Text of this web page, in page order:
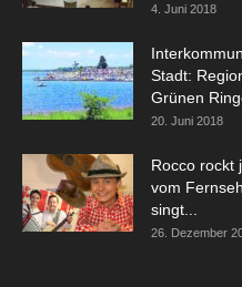
4. Juni 2018
Stadt:
Grünen
20. Juni 2018
Rocco rockt
vom
singt...
26. Dezember